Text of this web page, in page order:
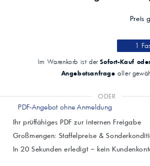
Preis
1
Im Warenkorb ist derSofort-Kauf
Angebotsanfrage aller
ODER
PDF-Angebot ohne Anmeldung
Ihr prüffähiges PDF zur internen Freigabe
Großmengen: Staffelpreise &
In 20 Sekunden erledigt – kein